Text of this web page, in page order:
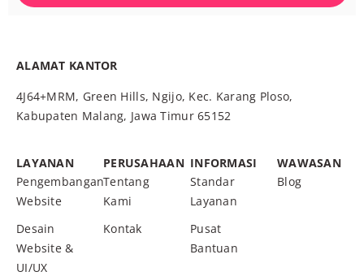
ALAMAT KANTOR
4J64+MRM, Green Hills, Ngijo, Kec. Karang Ploso,
Kabupaten Malang, Jawa Timur 65152
LAYANAN
Pengembangan
Website
Desain
Website &
UI/UX
PERUSAHAAN
Tentang
Kami
Kontak
INFORMASI
Standar
Layanan
Pusat
Bantuan
WAWASAN
Blog